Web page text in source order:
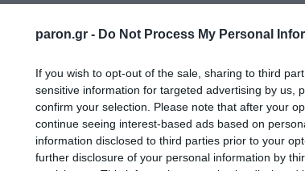
paron.gr - Do Not Process My Personal
If you wish to opt-out of the sale, sharing to third
sensitive information for targeted advertising by us,
confirm your selection. Please note that after your
continue seeing interest-based ads based on
information disclosed to third parties prior to your
further disclosure of your personal information by